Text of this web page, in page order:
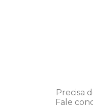
Precisa
Fale